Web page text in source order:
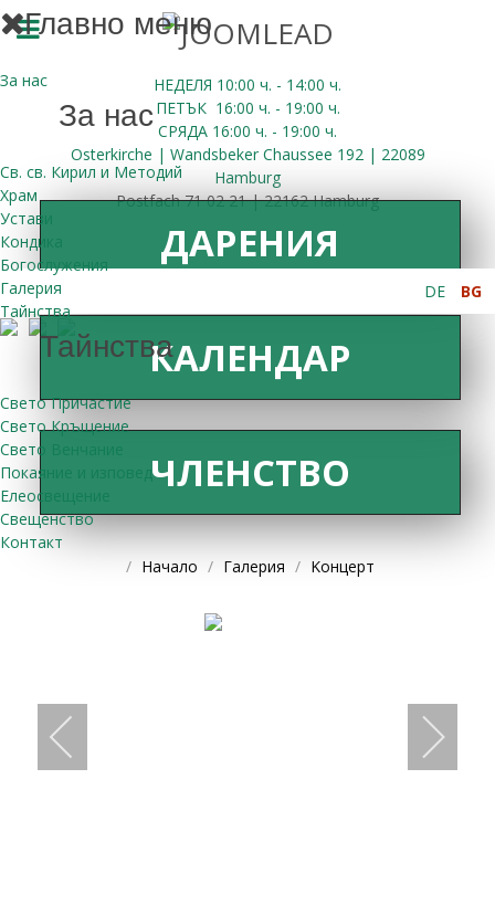
НЕДЕЛЯ 10:00 ч. - 14:00 ч.
ПЕТЪК 16:00 ч. - 19:00 ч.
СРЯДА 16:00 ч. - 19:00 ч.
Osterkirche | Wandsbeker Chaussee 192 | 22089
Hamburg
Postfach 71 02 21 | 22162 Hamburg
Главно меню
За нас
За нас
Св. св. Кирил и Методий
Храм
Устави
Кондика
Богослужения
Галерия
Тайнства
Тайнства
Свето Причастие
Свето Кръщение
Свето Венчание
Покаяние и изповед
Елеосвещение
Свещенство
Контакт
DE BG
ДАРЕНИЯ
КАЛЕНДАР
ЧЛЕНСТВО
Начало Галерия Kонцерт